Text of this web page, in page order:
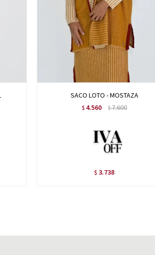
SACO LOTO - MOSTAZA
$ 4.560 $7.600
$ 3.738